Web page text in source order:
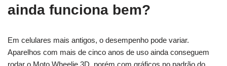
ainda funciona bem?
Em celulares mais antigos, o desempenho pode variar.
Aparelhos com mais de cinco anos de uso ainda conseguem
rodar o Moto Wheelie 3D, porém com gráficos no padrão do